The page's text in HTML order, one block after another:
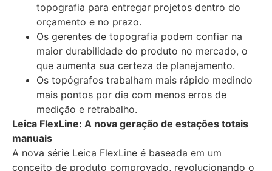
topografia para entregar projetos dentro do
orçamento e no prazo.
Os gerentes de topografia podem confiar na
maior durabilidade do produto no mercado, o
que aumenta sua certeza de planejamento.
Os topógrafos trabalham mais rápido medindo
mais pontos por dia com menos erros de
medição e retrabalho.
Leica FlexLine: A nova geração de estações totais
manuais
A nova série Leica FlexLine é baseada em um
conceito de produto comprovado, revolucionando o